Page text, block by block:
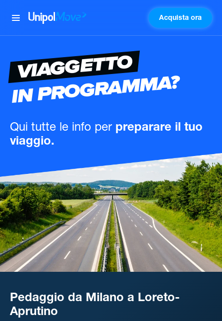
UnipolMove Acquista ora
VIAGGETTO
IN PROGRAMMA?
Qui tutte le info per preparare il tuo
viaggio.
Pedaggio da Milano a Loreto-
Aprutino